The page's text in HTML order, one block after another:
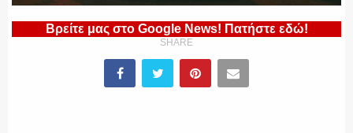
ΥΑΤ/ΥΜΕΤΒρείτε μας στο Google News! Πατήστε εδώ!
SHARE